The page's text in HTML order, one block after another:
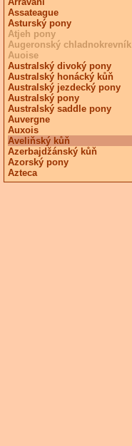
Assateague
Asturský pony
Atjeh pony
Augeronský chladnokrevník
Auoise
Australský divoký pony
Australský honácký kůň
Australský jezdecký pony
Australský pony
Australský saddle pony
Auvergne
Auxois
Aveliňský kůň
Azerbajdžánský kůň
Azorský pony
Azteca